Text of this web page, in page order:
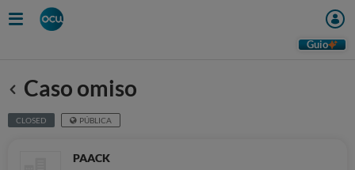
Guio
Anterior
Caso omiso
CLOSED PÚBLICA
PAACK